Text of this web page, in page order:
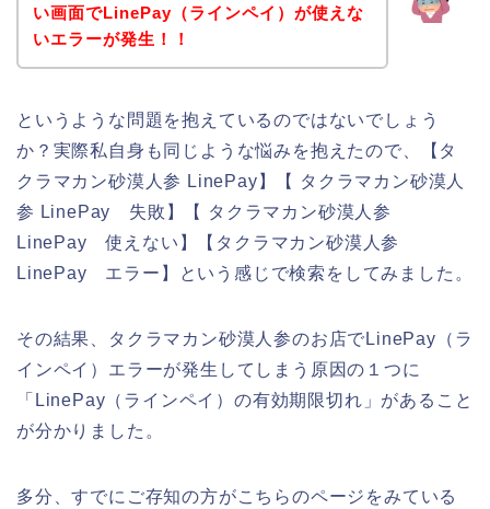
い画面でLinePay（ラインペイ）が使えな
いエラーが発生！！
というような問題を抱えているのではないでしょう
か？実際私自身も同じような悩みを抱えたので、【タ
クラマカン砂漠人参 LinePay】【 タクラマカン砂漠人
参 LinePay 失敗】【 タクラマカン砂漠人参
LinePay 使えない】【タクラマカン砂漠人参
LinePay エラー】という感じで検索をしてみました。
その結果、タクラマカン砂漠人参のお店でLinePay（ラ
インペイ）エラーが発生してしまう原因の１つに
「LinePay（ラインペイ）の有効期限切れ」があること
が分かりました。
多分、すでにご存知の方がこちらのページをみている